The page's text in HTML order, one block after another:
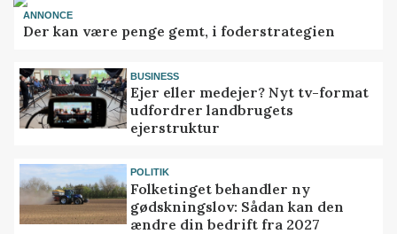
ANNONCE
Der kan være penge gemt, i foderstrategien
BUSINESS
Ejer eller medejer? Nyt tv-format
udfordrer landbrugets
ejerstruktur
POLITIK
Folketinget behandler ny
gødskningslov: Sådan kan den
ændre din bedrift fra 2027